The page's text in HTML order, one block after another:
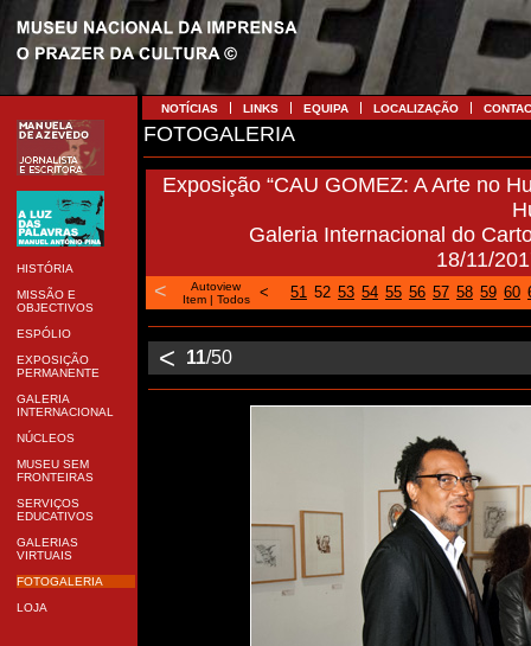
HISTÓRIA
MISSÃO E
OBJECTIVOS
ESPÓLIO
EXPOSIÇÃO
PERMANENTE
GALERIA
INTERNACIONAL
NÚCLEOS
MUSEU SEM
FRONTEIRAS
SERVIÇOS
EDUCATIVOS
GALERIAS
VIRTUAIS
FOTOGALERIA
LOJA
NOTÍCIAS LINKS EQUIPA LOCALIZAÇÃO
FOTOGALERIA
Exposição “CAU GOMEZ: A Arte no
Galeria Internacional do
18/11/
<
Autoview
Item| Todos < 51 52 53 54 55 56 57 58 59 60
< 11/50